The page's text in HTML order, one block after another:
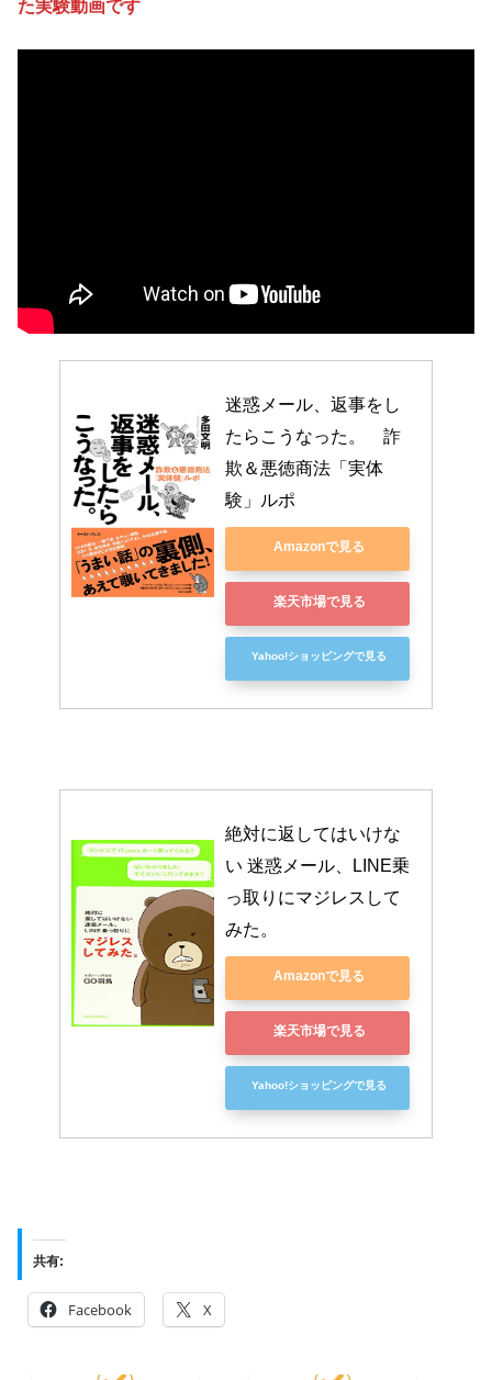
た実験動画です
迷惑メール、返事をし
たらこうなった。　詐
欺＆悪徳商法「実体
験」ルポ
Amazonで見る
楽天市場で見る
Yahoo!ショッピングで見る
絶対に返してはいけな
い 迷惑メール、LINE乗
っ取りにマジレスして
みた。
Amazonで見る
楽天市場で見る
Yahoo!ショッピングで見る
共有:
Facebook X